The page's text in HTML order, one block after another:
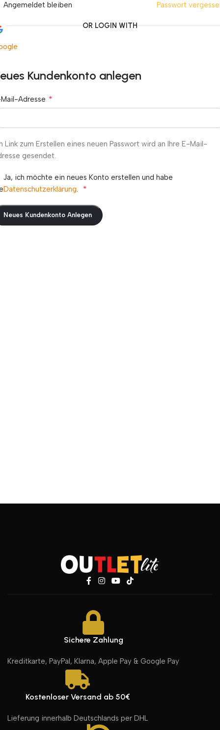
Passwort
Angemeldet bleiben
OR LOGIN WITH
Kundenkonto anlegen
Adresse *
Link zum Erstellen eines neuen Passwort wird an Ihre E-Mail-
gesendet.
Ja, ich möchte ein neues Konto erstellen und habe
Datenschutzerklärung. *
Neues Kundenkonto Anlegen
Sichere Zahlung
Kreditkarte, PayPal, Klarna, Apple Pay & Google Pay
Kostenloser Versand ab 50€
Lieferung innerhalb Deutschlands per DHL